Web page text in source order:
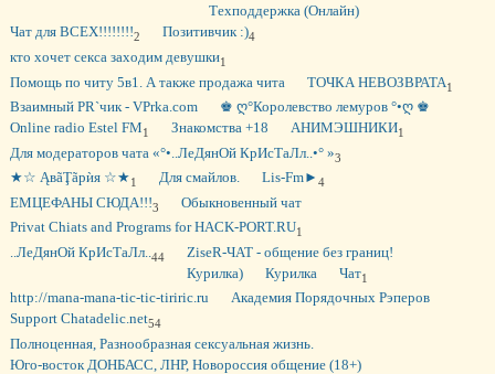
Техподдержка (Онлайн)
Чат для ВСЕХ!!!!!!!!2 Позитивчик :)4
кто хочет секса заходим девушки1
Помощь по читу 5в1. А также продажа чита ТОЧКА НЕВОЗВРАТА1
Взаимный PR`чик - VPrka.com
♚ ღ°Королевство лемуров °•ღ ♚
Online radio Estel FM1 Знакомства +18 АНИМЭШНИКИ1
Для модераторов чата «°•..ЛеДянОй КрИсТаЛл..•° »3
★☆ ĄвãŢãрѝя ☆★1 Для смайлов. Lis-Fm► 4
ЕМЦЕФАНЫ СЮДА!!!3
Обыкновенный чат
Privat Chiats and Programs for HACK-PORT.RU1
..ЛеДянОй КрИсТаЛл..44
ZiseR-ЧAT - общение без границ!
Курилка)
Курилка Чат1
http://mana-mana-tic-tic-tiriric.ru
Академия Порядочных Рэперов
Support Chatadelic.net54
Полноценная, Разнообразная сексуальная жизнь.
Юго-восток ДОНБАСС, ЛНР, Новороссия общение (18+)